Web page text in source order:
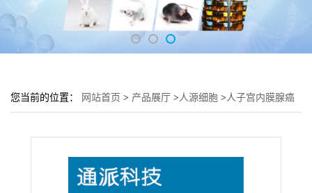
您当前的位置： 网站首页 > 产品展厅 >人源细胞 >人子宫内膜腺癌